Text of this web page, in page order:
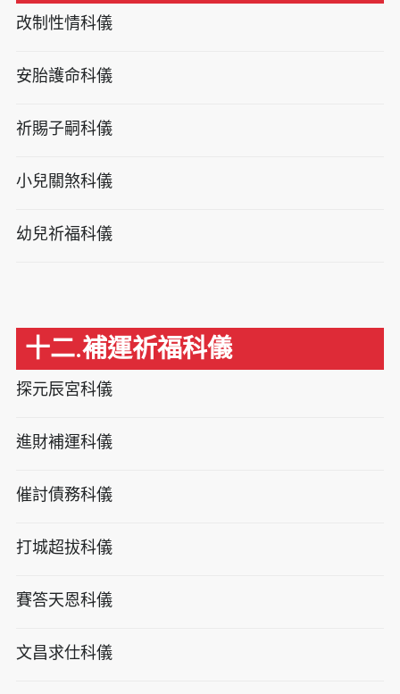
改制性情科儀
安胎護命科儀
祈賜子嗣科儀
小兒關煞科儀
幼兒祈福科儀
十二.補運祈福科儀
探元辰宮科儀
進財補運科儀
催討債務科儀
打城超拔科儀
賽答天恩科儀
文昌求仕科儀